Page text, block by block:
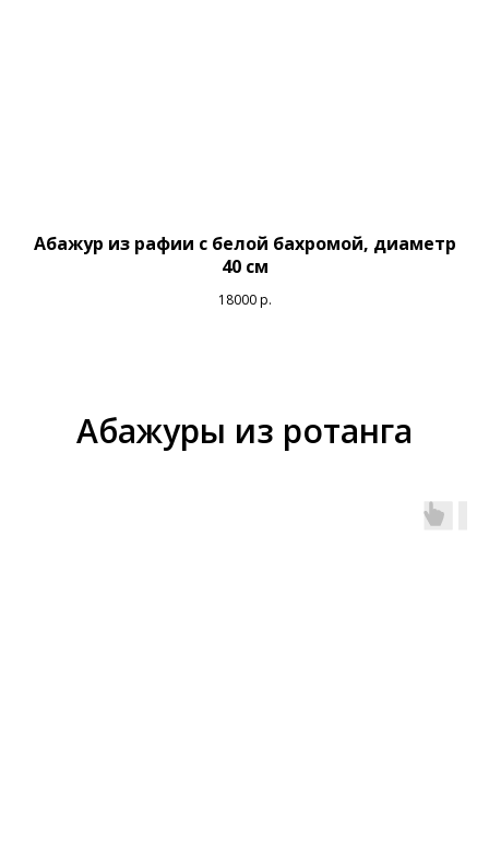
Абажур из рафии с белой бахромой, диаметр
40 см
18000 р.
Абажуры из ротанга